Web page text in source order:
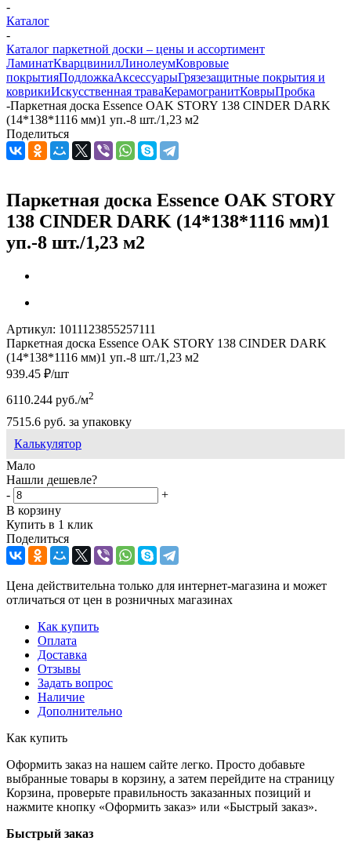
-
Каталог
-
Каталог паркетной доски – цены и ассортимент
ЛаминатКварцвинилЛинолеумКовровые
покрытияПодложкаАксессуарыГрязезащитные покрытия и
коврикиИскусственная траваКерамогранитКоврыПробка
-Паркетная доска Essence OAK STORY 138 CINDER DARK
(14*138*1116 мм)1 уп.-8 шт./1,23 м2
Поделиться
Паркетная доска Essence OAK STORY
138 CINDER DARK (14*138*1116 мм)1
уп.-8 шт./1,23 м2
Артикул: 1011123855257111
Паркетная доска Essence OAK STORY 138 CINDER DARK
(14*138*1116 мм)1 уп.-8 шт./1,23 м2
939.45 ₽/шт
6110.244 руб./м2
7515.6 руб. за упаковку
Калькулятор
Мало
Нашли дешевле?
-
+
В корзину
Купить в 1 клик
Поделиться
Цена действительна только для интернет-магазина и может
отличаться от цен в розничных магазинах
Как купить
Оплата
Доставка
Отзывы
Задать вопрос
Наличие
Дополнительно
Как купить
Оформить заказ на нашем сайте легко. Просто добавьте
выбранные товары в корзину, а затем перейдите на страницу
Корзина, проверьте правильность заказанных позиций и
нажмите кнопку «Оформить заказ» или «Быстрый заказ».
Быстрый заказ